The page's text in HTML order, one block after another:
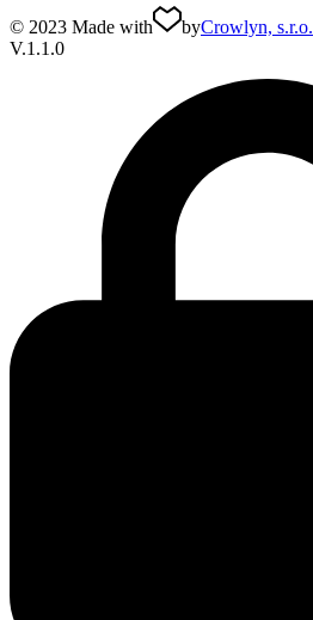
© 2023 Made with byCrowlyn, s.r.o.
V.1.1.0